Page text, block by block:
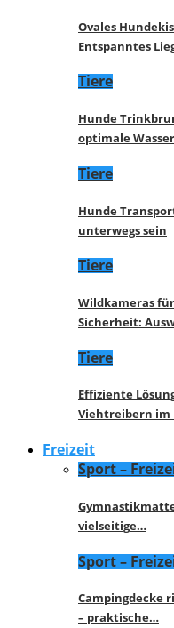
Ovales
Entspanntes
Tiere
Hunde
optimale
Tiere
Hunde
unterwegs sein
Tiere
Wildkameras
Sicherheit:
Tiere
Effiziente
Viehtreibern
Freizeit
Sport –
vielseitige…
Sport –
Campingdecke
– praktische…